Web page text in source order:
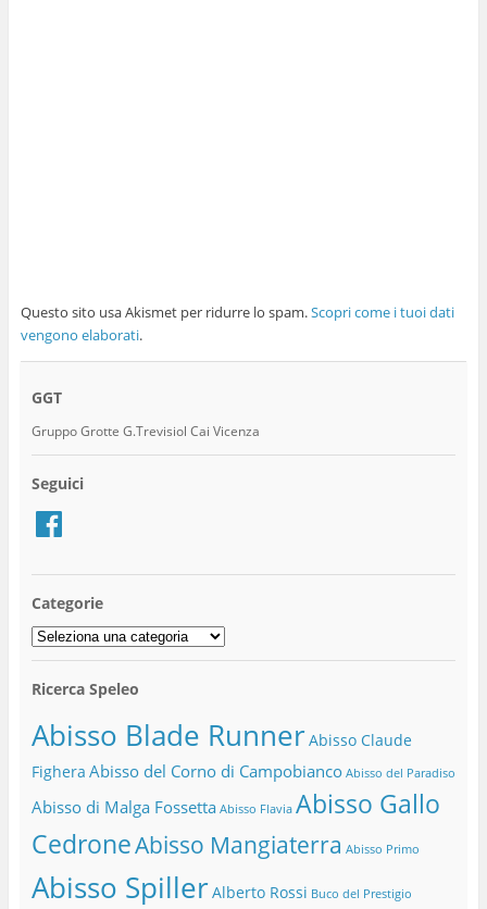
Questo sito usa Akismet per ridurre lo spam.Scopri come i tuoi dati
vengono elaborati.
GGT
Gruppo Grotte G.Trevisiol Cai Vicenza
Seguici
Facebook
Categorie
Categorie
Ricerca Speleo
Abisso Blade RunnerAbisso Claude
Fighera Abisso del Corno di Campobianco Abisso del Paradiso
Abisso di Malga Fossetta Abisso Flavia Abisso Gallo
CedroneAbisso Mangiaterra Abisso Primo
Abisso SpillerAlberto Rossi Buco del Prestigio